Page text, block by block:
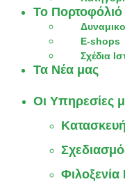
Το
E-shops
Σχέδια
Τα Νέα μας
Οι Υπηρεσίες
Φιλοξενία